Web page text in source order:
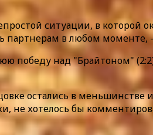
ситуации, в которой
партнерам в любом моменте,
победу над "Брайтоном"
остались в меньшинстве
не хотелось бы